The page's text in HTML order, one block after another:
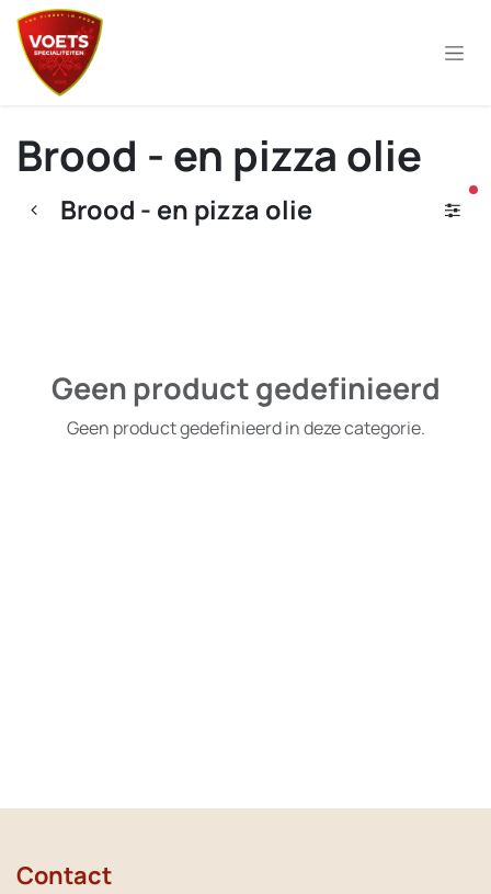
Overslaan naar inhoud
Brood - en pizza olie
Brood - en pizza olie
Geen product gedefinieerd
Geen product gedefinieerd in deze categorie.
Contact